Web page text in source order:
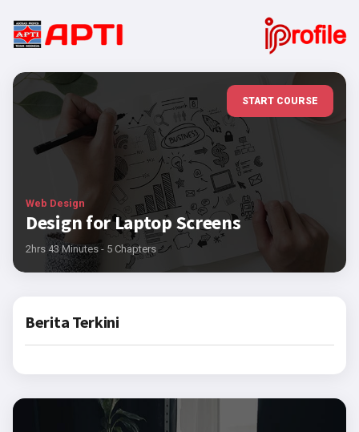
START COURSE
Web Design
Design for Laptop Screens
2hrs 43 Minutes - 5 Chapters
Berita Terkini